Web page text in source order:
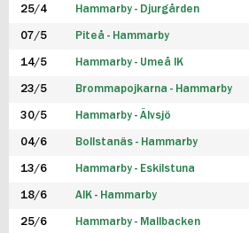
25/4 Hammarby - Djurgården
07/5 Piteå - Hammarby
14/5 Hammarby - Umeå IK
23/5 Brommapojkarna - Hammarby
30/5 Hammarby - Älvsjö
04/6 Bollstanäs - Hammarby
13/6 Hammarby - Eskilstuna
18/6 AIK - Hammarby
25/6 Hammarby - Mallbacken